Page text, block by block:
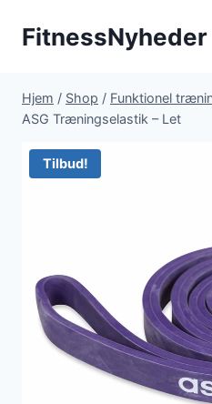
FitnessNyheder
Hjem / Shop / Funktionel
ASG Træningselastik – Let
Tilbud!